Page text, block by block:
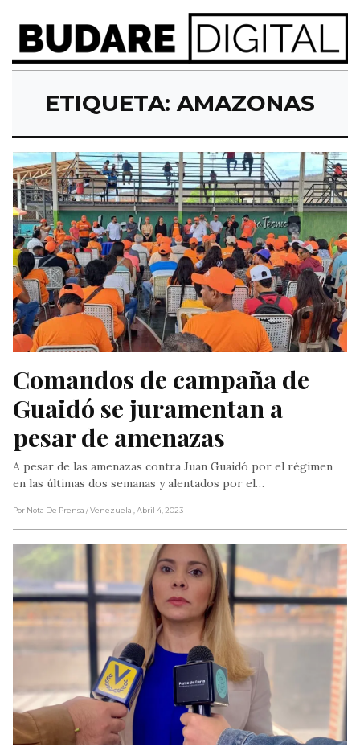
ETIQUETA: AMAZONAS
Comandos de campaña de
Guaidó se juramentan a
pesar de amenazas
A pesar de las amenazas contra Juan Guaidó por el régimen
en las últimas dos semanas y alentados por el…
Por Nota De Prensa / Venezuela , Abril 4, 2023